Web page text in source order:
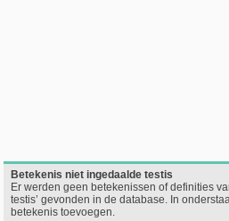
Betekenis niet ingedaalde testis
Er werden geen betekenissen of definities
testis’ gevonden in de database. In
betekenis toevoegen.